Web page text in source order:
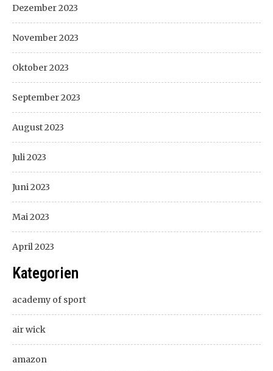
Dezember 2023
November 2023
Oktober 2023
September 2023
August 2023
Juli 2023
Juni 2023
Mai 2023
April 2023
Kategorien
academy of sport
air wick
amazon